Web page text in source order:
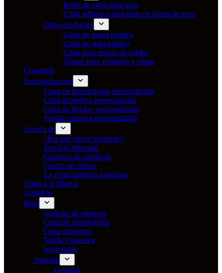
Rollo de cinta para tetas
Cinta adhesiva para tetas en forma de pera
Otros productos
Cinta de papel médica
Cinta de seda médica
Cinta para mazos de cables
Tijeras para vendajes y cintas
Comercio
Personalización
Cinta de kinesiología personalizada
Cinta deportiva personalizada
Cinta de hockey personalizada
Venda cohesiva personalizada
Acerca de
¿Por qué elegir Wemade?
Servicio Wemade
Catalogo de producto
Centro de vídeos
La gente también pregunta
Visita a la fábrica
Contacto
Blog
Noticias de empresa
Cinta de kinesiología
Cinta deportiva
Venda Cohesiva
boob tapae
Spanish
German